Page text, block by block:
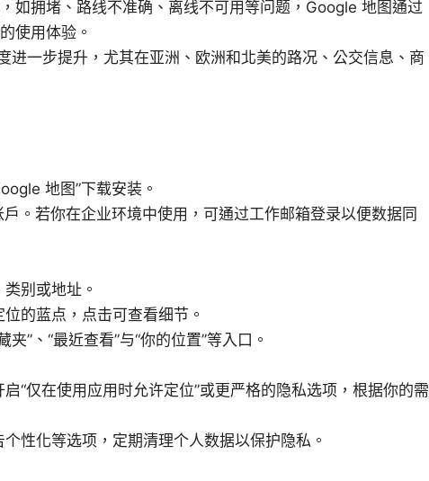
如拥堵、路线不准确、离线不可用等问题，Google 地图通过
使用体验。
一步提升，尤其在亚洲、欧洲和北美的路况、公交信息、商
地图”下载安装。
。若你在企业环境中使用，可通过工作邮箱登录以便数据同
别或地址。
的蓝点，点击可查看细节。
”、“最近查看”与“你的位置”等入口。
“仅在使用应用时允许定位”或更严格的隐私选项，根据你的需
性化等选项，定期清理个人数据以保护隐私。